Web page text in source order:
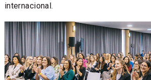
internacional.